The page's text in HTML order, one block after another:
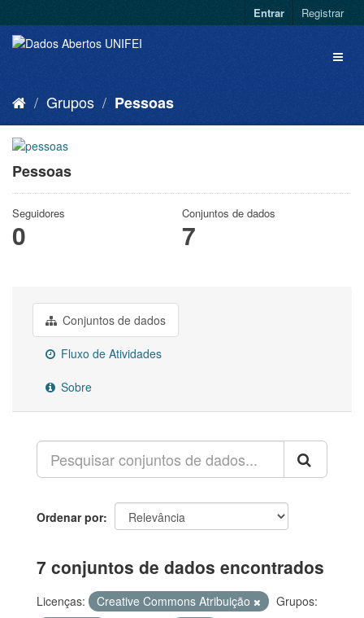
Entrar Registrar
Grupos Pessoas
Pessoas
Seguidores
0
Conjuntos de dados
7
Conjuntos de dados
Fluxo de Atividades
Sobre
Ordenar por
7 conjuntos de dados encontrados
Licenças: Creative Commons Atribuição
Grupos: